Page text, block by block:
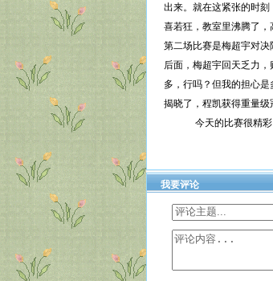
出来。就在这紧张的时
喜若狂，教室里沸腾了，
第二场比赛是梅超宇对
后面，梅超宇回天乏力
多，行吗？但我的担心
揭晓了，程凯获得重量级
今天的比赛很精彩，
我要评论